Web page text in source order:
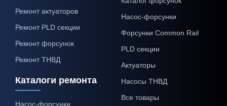
Ремонт актуаторов
Ремонт PLD секции
Ремонт форсунок
Ремонт ТНВД
Каталоги ремонта
Насос-форсунки
Насос-форсунки
Форсунки Common Rail
PLD секции
Актуаторы
Насосы ТНВД
Все товары